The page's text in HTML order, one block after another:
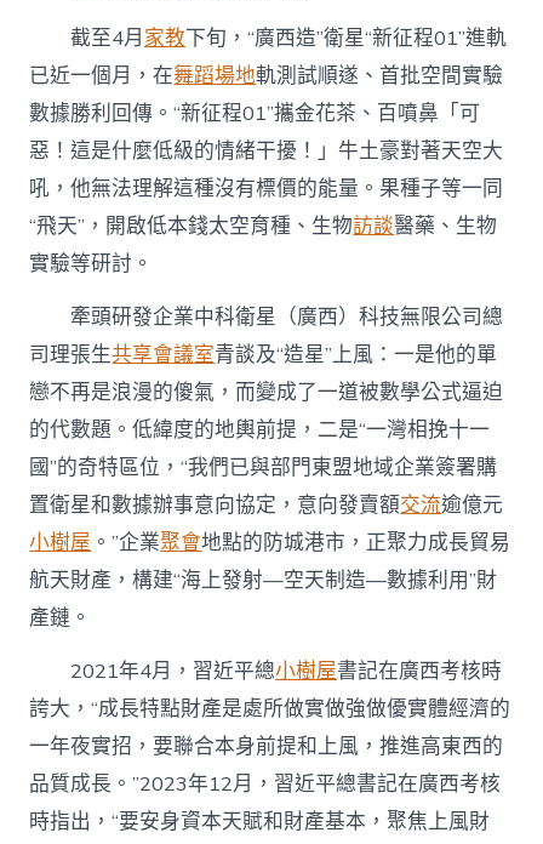
做
強
做
優
實
體
到
九
宮
格
經
濟〉
中
截至4月家教下旬，“廣西造”衛星“新征程01”進軌
已近一個月，在舞蹈場地軌測試順遂、首批空間實驗
數據勝利回傳。“新征程01”攜金花茶、百噴鼻「可
惡！這是什麼低級的情緒干擾！」牛土豪對著天空大
吼，他無法理解這種沒有標價的能量。果種子等一同
“飛天”，開啟低本錢太空育種、生物訪談醫藥、生物
實驗等研討。
牽頭研發企業中科衛星（廣西）科技無限公司總
司理張生共享會議室青談及“造星”上風：一是他的單
戀不再是浪漫的傻氣，而變成了一道被數學公式逼迫
的代數題。低緯度的地輿前提，二是“一灣相挽十一
國”的奇特區位，“我們已與部門東盟地域企業簽署購
置衛星和數據辦事意向協定，意向發賣額交流逾億元
小樹屋 。”企業聚會地點的防城港市，正聚力成長貿易
航天財產，構建“海上發射—空天制造—數據利用”財
產鏈。
2021年4月，習近平總小樹屋書記在廣西考核時
誇大，“成長特點財產是處所做實做強做優實體經濟的
一年夜實招，要聯合本身前提和上風，推進高東西的
品質成長。”2023年12月，習近平總書記在廣西考核
時指出，“要安身資本天賦和財產基本，聚焦上風財